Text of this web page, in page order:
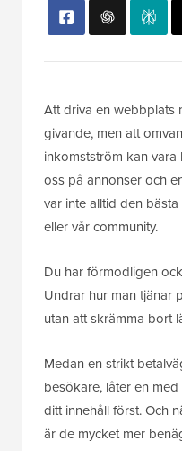
Att driva en webbplats
givande, men att
inkomstström kan
oss på annonser och
var inte alltid den
eller vår community.
Du har förmodligen
Undrar hur man tjänar
utan att skrämma bort
Medan en strikt
besökare, låter en
ditt innehåll först. Och
är de mycket mer